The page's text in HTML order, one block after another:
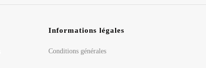
Informations légales
Conditions générales